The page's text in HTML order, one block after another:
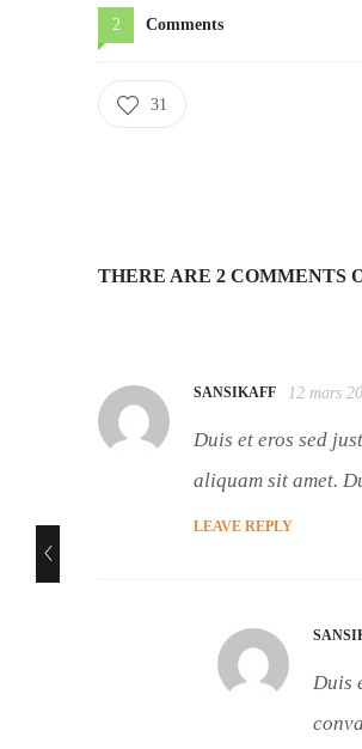
2 Comments
31
THERE ARE 2 COMMENTS
SANSIKAFF 12 mars
Duis et eros sed
aliquam sit amet.
LEAVE REPLY
Duis